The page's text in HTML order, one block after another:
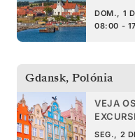
DOM., 1
08:00 -
Gdansk, Polónia
VEJA
SEG., 2